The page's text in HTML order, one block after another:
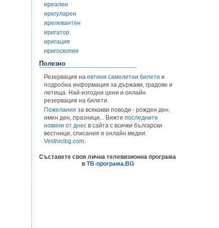
иреален
ирегуларен
ирелевантен
иригатор
иригация
иригоскопия
Полезно
Резервация на евтини самолетни билети и
подробна информация за държави, градове и
летища. Най-изгодни цени и онлайн
резервация на билети.
Пожелания за всякакви поводи - рожден ден,
имен ден, празници... Вижте последните
новини от днес в сайта с всички български
вестници, списания и онлайн медии:
Vestnicibg.com.
Съставете своя лична телевизионна програма
в ТВ-програма.BG